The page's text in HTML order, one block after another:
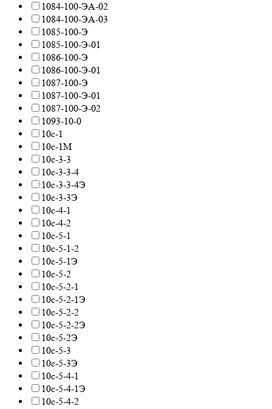
1084-100-ЭА-02
1084-100-ЭА-03
1085-100-Э
1085-100-Э-01
1086-100-Э
1086-100-Э-01
1087-100-Э
1087-100-Э-01
1087-100-Э-02
1093-10-0
10с-1
10с-1М
10с-3-3
10с-3-3-4
10с-3-3-4Э
10с-3-3Э
10с-4-1
10с-4-2
10с-5-1
10с-5-1-2
10с-5-1Э
10с-5-2
10с-5-2-1
10с-5-2-1Э
10с-5-2-2
10с-5-2-2Э
10с-5-2Э
10с-5-3
10с-5-3Э
10с-5-4-1
10с-5-4-1Э
10с-5-4-2